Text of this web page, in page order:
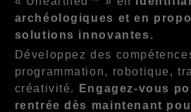
archéologiques et en
solutions innovantes.
Développez des
programmation, robotique,
créativité.
Engagez-vous
rentrée dès maintenant